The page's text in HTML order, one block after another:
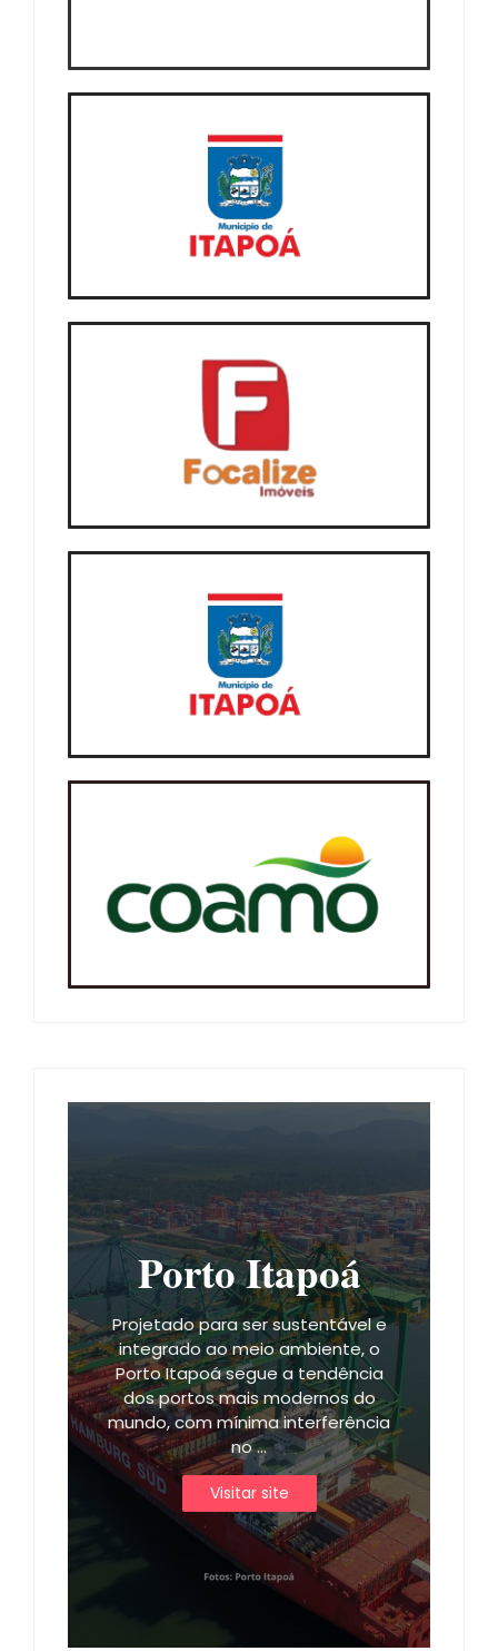
Porto Itapoá
Projetado para ser sustentável e
integrado ao meio ambiente, o
Porto Itapoá segue a tendência
dos portos mais modernos do
mundo, com mínima interferência
no ...
Visitar site